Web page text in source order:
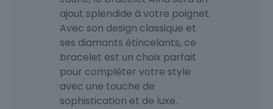
ajout splendide à votre poignet.
Avec son design classique et
ses diamants étincelants, ce
bracelet est un choix parfait
pour compléter votre style
avec une touche de
sophistication et de luxe.